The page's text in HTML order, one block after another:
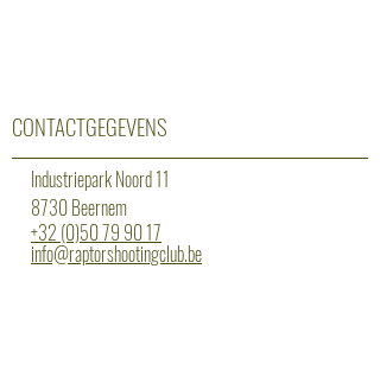
CONTACTGEGEVENS
Industriepark Noord 11
8730 Beernem
+32 (0)50 79 90 17
info@raptorshootingclub.be